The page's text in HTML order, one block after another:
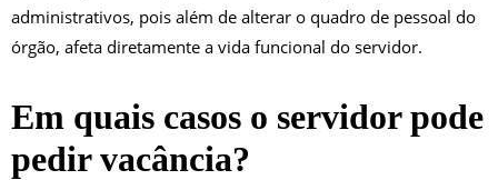
administrativos, pois além de alterar o quadro de pessoal do
órgão, afeta diretamente a vida funcional do servidor.
Em quais casos o servidor pode
pedir vacância?